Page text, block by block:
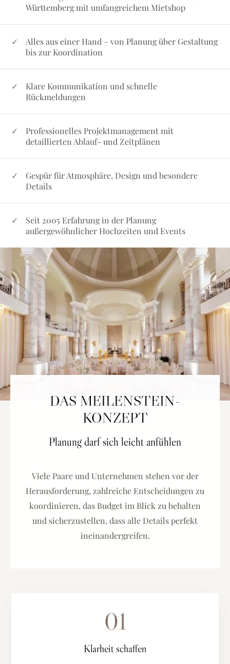
Württemberg mit umfangreichem Mietshop
Alles aus einer Hand – von Planung über Gestaltung
bis zur Koordination
Klare Kommunikation und schnelle
Rückmeldungen
Professionelles Projektmanagement mit
detaillierten Ablauf- und Zeitplänen
Gespür für Atmosphäre, Design und besondere
Details
Seit 2005 Erfahrung in der Planung
außergewöhnlicher Hochzeiten und Events
DAS MEILENSTEIN-
KONZEPT
Planung darf sich leicht anfühlen
Viele Paare und Unternehmen stehen vor der
Herausforderung, zahlreiche Entscheidungen zu
koordinieren, das Budget im Blick zu behalten
und sicherzustellen, dass alle Details perfekt
ineinandergreifen.
01
Klarheit schaffen